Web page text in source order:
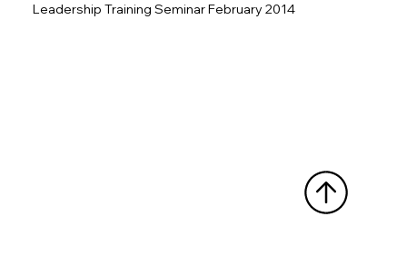
Leadership Training Seminar February 2014